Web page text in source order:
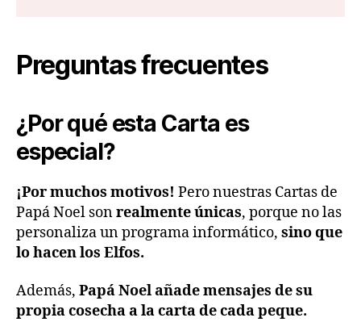
Preguntas frecuentes
¿Por qué esta Carta es
especial?
¡Por muchos motivos! Pero nuestras Cartas de
Papá Noel sonrealmente únicas, porque no las
personaliza un programa informático, sino que
lo hacen los Elfos.
Además, Papá Noel añade mensajes de su
propia cosecha a la carta de cada peque.